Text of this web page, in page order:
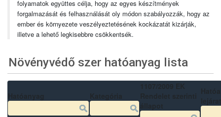
folyamatok együttes célja, hogy az egyes készítmények
forgalmazását és felhasználását oly módon szabályozzák, hogy az
ember és környezete veszélyeztetésének kockázatát kizárják,
illetve a lehető legkisebbre csökkentsék.
Növényvédő szer hatóanyag lista